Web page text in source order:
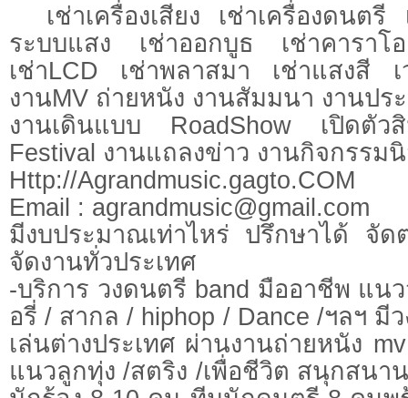
เช่าเครื่องเสียง เช่าเครื่องดนตรี
ระบบแสง เช่าออกบูธ เช่าคาราโอ
เช่าLCD เช่าพลาสมา เช่าแสงสี
งานMV ถ่ายหนัง งานสัมมนา งานปร
งานเดินแบบ RoadShow เปิดตัว
Festival งานแถลงข่าว งานกิจกรรม
Http://Agrandmusic.gagto.COM
Email : agrandmusic@gmail.com
มีงบประมาณเท่าไหร่ ปรึกษาได้ จั
จัดงานทั่วประเทศ
-บริการ วงดนตรี band มืออาชีพ แน
อรี่ / สากล / hiphop / Dance /ฯลฯ มี
เล่นต่างประเทศ ผ่านงานถ่ายหนัง
แนวลูกทุ่ง /สตริง /เพื่อชีวิต สนุกสนา